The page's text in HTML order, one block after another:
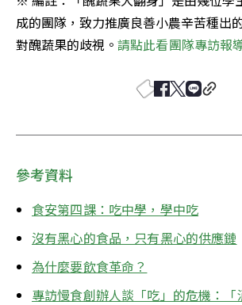
成的團隊，致力推廣良善小農辛苦種出
對醜蔬果的歧視。 請點此看團隊專訪報
參考資料
食安第四課：吃中學，學中吃
沒有黑心的食品，只有黑心的供應鏈
為什麼要飲食革命？
專訪慢食創辦人談「吃」的危機：